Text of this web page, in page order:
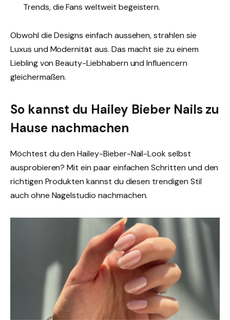
Trends, die Fans weltweit begeistern.
Obwohl die Designs einfach aussehen, strahlen sie
Luxus und Modernität aus. Das macht sie zu einem
Liebling von Beauty-Liebhabern und Influencern
gleichermaßen.
So kannst du Hailey Bieber Nails zu
Hause nachmachen
Möchtest du den Hailey-Bieber-Nail-Look selbst
ausprobieren? Mit ein paar einfachen Schritten und den
richtigen Produkten kannst du diesen trendigen Stil
auch ohne Nagelstudio nachmachen.